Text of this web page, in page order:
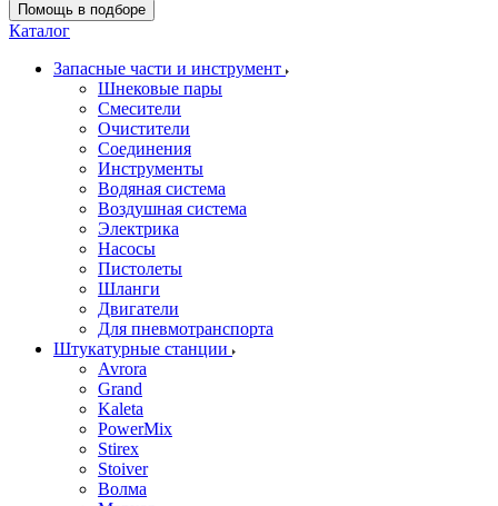
Помощь в подборе
Каталог
Запасные части и инструмент
Шнековые пары
Смесители
Очистители
Соединения
Инструменты
Водяная система
Воздушная система
Электрика
Насосы
Пистолеты
Шланги
Двигатели
Для пневмотранспорта
Штукатурные станции
Avrora
Grand
Kaleta
PowerMix
Stirex
Stoiver
Волма